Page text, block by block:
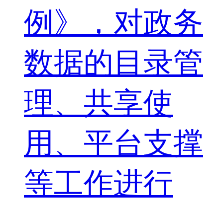
例》，对政务
数据的目录管
理、共享使
用、平台支撑
等工作进行